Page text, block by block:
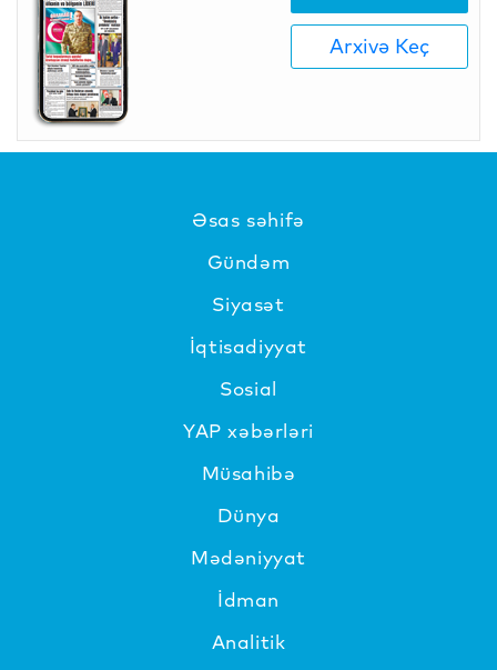
Arxivə Keç
Əsas səhifə
Gündəm
Siyasət
İqtisadiyyat
Sosial
YAP xəbərləri
Müsahibə
Dünya
Mədəniyyat
İdman
Analitik